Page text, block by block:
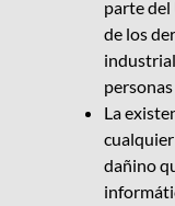
parte del
de los
La
dañino